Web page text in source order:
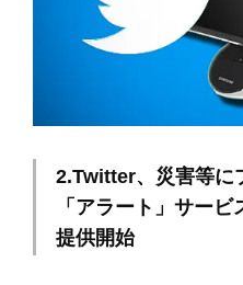
2.Twitter、災害等に
「アラート」サー
提供開始